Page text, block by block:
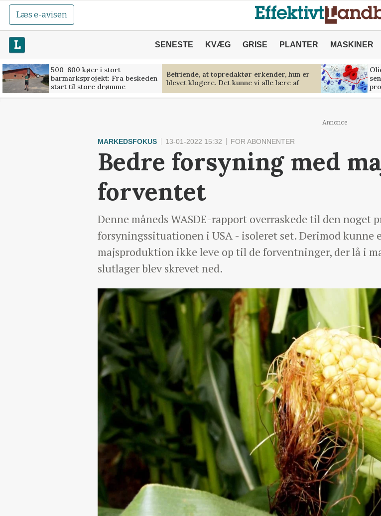
Læs e-avisen
SENESTE KVÆG GRISE PLANTER MASKINER
500-600 køer i stort
barmarksprojekt: Fra beskeden
start til store drømme
Befriende, at topredaktør erkender, hun er
blevet klogere. Det kunne vi alle lære af
Annonce
MARKEDSFOKUS 13-01-2022 15:32 FOR ABONNENTER
Bedre forsyning med
forventet
Denne måneds WASDE-rapport overraskede til den noget
forsyningssituationen i USA - isoleret set. Derimod kunne
majsproduktion ikke leve op til de forventninger, der lå i
slutlager blev skrevet ned.